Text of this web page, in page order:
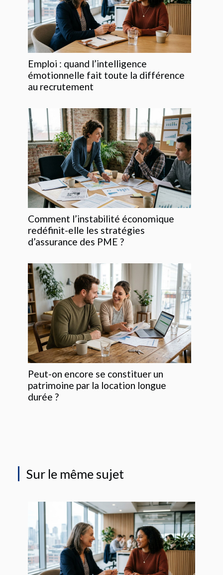
Emploi : quand l’intelligence
émotionnelle fait toute la différence
au recrutement
Comment l’instabilité économique
redéfinit-elle les stratégies
d’assurance des PME ?
Peut-on encore se constituer un
patrimoine par la location longue
durée ?
Sur le même sujet